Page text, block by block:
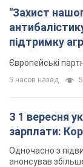
"Захист
підтримку
Європейські
5 часов назад
З 1 вересня
зарплати:
Одночасно з
анонсував